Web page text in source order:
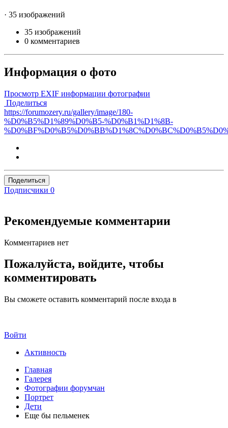
· 35 изображений
35 изображений
0 комментариев
Информация о фото
Просмотр EXIF информации фотографии
Поделиться
https://forumozery.ru/gallery/image/180-
%D0%B5%D1%89%D0%B5-%D0%B1%D1%8B-
Поделиться
Подписчики 0
Рекомендуемые комментарии
Комментариев нет
Пожалуйста, войдите, чтобы
комментировать
Вы сможете оставить комментарий после входа в
Войти
Активность
Главная
Галерея
Фотографии форумчан
Портрет
Дети
Еще бы пельменек